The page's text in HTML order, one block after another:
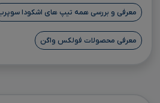
معرفی و بررسی همه تیپ های اشکودا
معرفی محصولات فولکس واگن